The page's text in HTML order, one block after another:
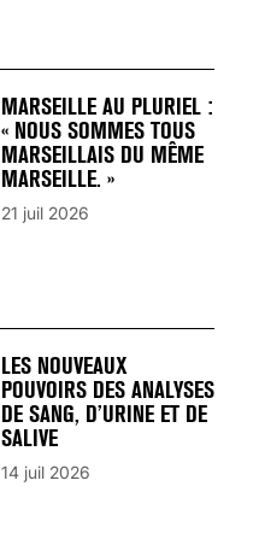
MARSEILLE AU PLURIEL :
« NOUS SOMMES TOUS
MARSEILLAIS DU MÊME
MARSEILLE. »
21 juil 2026
LES NOUVEAUX
POUVOIRS DES ANALYSES
DE SANG, D’URINE ET DE
SALIVE
14 juil 2026